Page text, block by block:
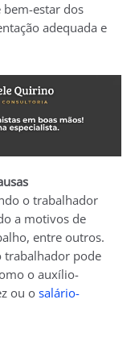
estar dos
adequada e
o trabalhador
a motivos de
entre outros.
trabalhador pode
o auxílio-
ou osalário-